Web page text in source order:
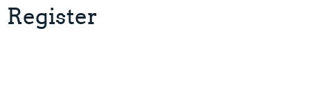
Register